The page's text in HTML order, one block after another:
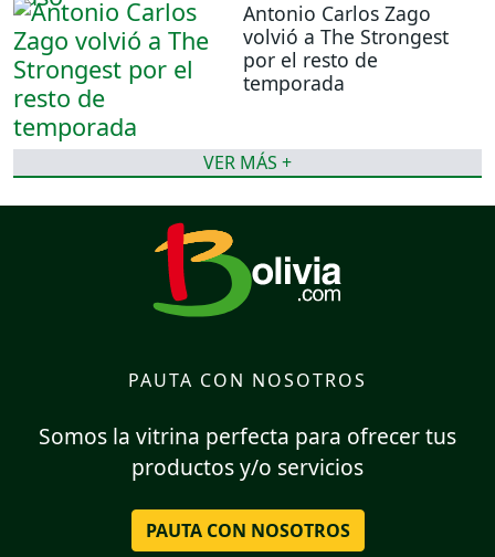
Antonio Carlos Zago
volvió a The Strongest
por el resto de
temporada
VER MÁS +
PAUTA CON NOSOTROS
Somos la vitrina perfecta para ofrecer tus
productos y/o servicios
PAUTA CON NOSOTROS